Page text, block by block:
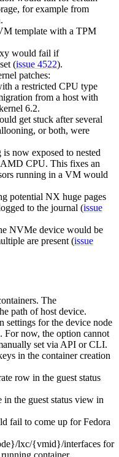
for example from
template with a TPM
would fail if
(issue 4522).
patches:
a restricted CPU type
from a host with
6.2.
get stuck after several
or both, were
now exposed to nested
CPU. This fixes an
running in a VM would
potential NX huge pages
to the journal (issue
NVMe device would be
are present (issue
The
path of host device.
settings for the device node
For now, the option cannot
set via API or CLI.
in the container creation
row in the guest status
the guest status view in
fail to come up for Fedora
lxc/{vmid}/interfaces for
container.